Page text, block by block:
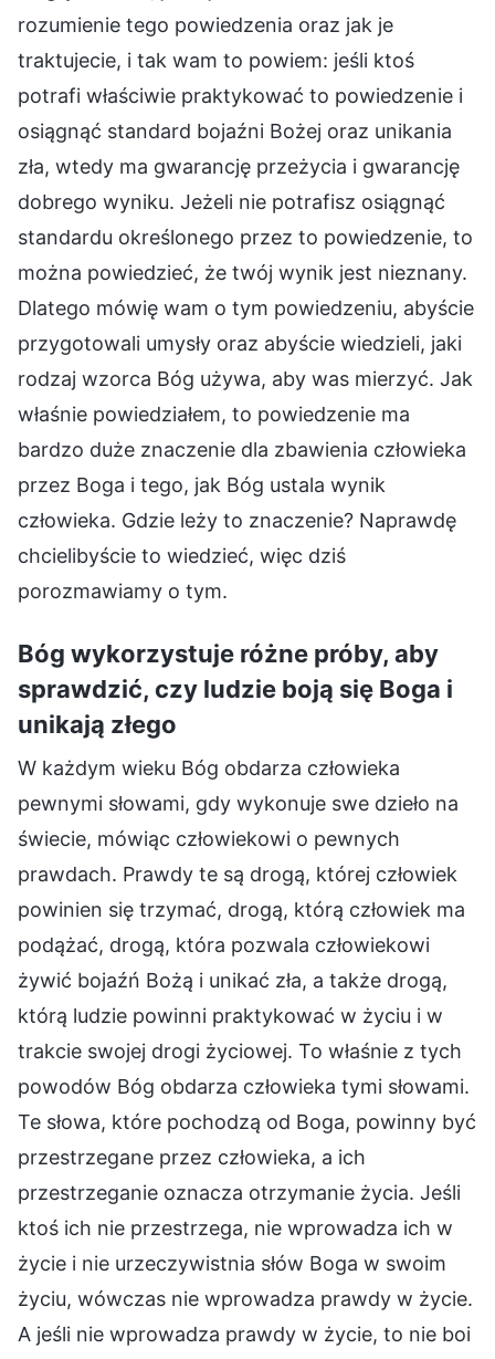
rozumienie tego powiedzenia oraz jak je
traktujecie, i tak wam to powiem: jeśli ktoś
potrafi właściwie praktykować to powiedzenie i
osiągnąć standard bojaźni Bożej oraz unikania
zła, wtedy ma gwarancję przeżycia i gwarancję
dobrego wyniku. Jeżeli nie potrafisz osiągnąć
standardu określonego przez to powiedzenie, to
można powiedzieć, że twój wynik jest nieznany.
Dlatego mówię wam o tym powiedzeniu, abyście
przygotowali umysły oraz abyście wiedzieli, jaki
rodzaj wzorca Bóg używa, aby was mierzyć. Jak
właśnie powiedziałem, to powiedzenie ma
bardzo duże znaczenie dla zbawienia człowieka
przez Boga i tego, jak Bóg ustala wynik
człowieka. Gdzie leży to znaczenie? Naprawdę
chcielibyście to wiedzieć, więc dziś
porozmawiamy o tym.
Bóg wykorzystuje różne próby, aby
sprawdzić, czy ludzie boją się Boga i
unikają złego
W każdym wieku Bóg obdarza człowieka
pewnymi słowami, gdy wykonuje swe dzieło na
świecie, mówiąc człowiekowi o pewnych
prawdach. Prawdy te są drogą, której człowiek
powinien się trzymać, drogą, którą człowiek ma
podążać, drogą, która pozwala człowiekowi
żywić bojaźń Bożą i unikać zła, a także drogą,
którą ludzie powinni praktykować w życiu i w
trakcie swojej drogi życiowej. To właśnie z tych
powodów Bóg obdarza człowieka tymi słowami.
Te słowa, które pochodzą od Boga, powinny być
przestrzegane przez człowieka, a ich
przestrzeganie oznacza otrzymanie życia. Jeśli
ktoś ich nie przestrzega, nie wprowadza ich w
życie i nie urzeczywistnia słów Boga w swoim
życiu, wówczas nie wprowadza prawdy w życie.
A jeśli nie wprowadza prawdy w życie, to nie boi